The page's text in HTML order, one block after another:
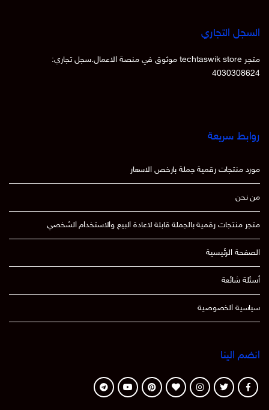
السجل التجاري
متجر techtaswik store موثوق في منصة الاعمال.سجل تجاري:
4030308624
روابط سريعة
مورد منتجات رقمية جملة بارخص الاسعار
من نحن
متجر منتجات رقمية بالجملة قابلة لاعادة البيع والاستخدام الشخصي
الصفحة الرئيسية
أسئلة شائعة
سياسية الخصوصية
انضم الينا